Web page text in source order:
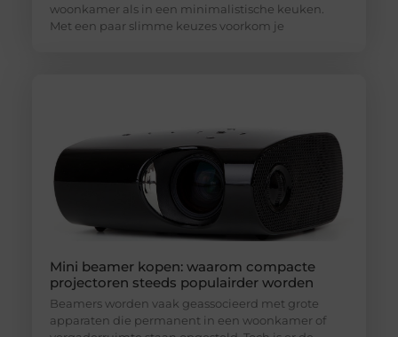
woonkamer als in een minimalistische keuken.
Met een paar slimme keuzes voorkom je
Mini beamer kopen: waarom compacte
projectoren steeds populairder worden
Beamers worden vaak geassocieerd met grote
apparaten die permanent in een woonkamer of